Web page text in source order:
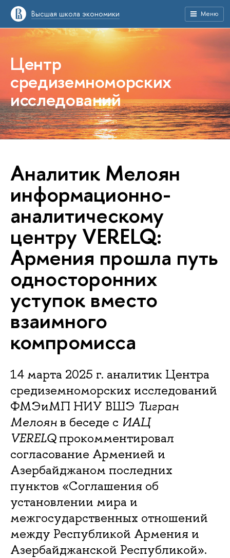
Высшая школа экономики Меню
Центр
средиземноморских
исследований
Аналитик Мелоян
информационно-
аналитическому
центру VERELQ:
Армения прошла путь
односторонних
уступок вместо
взаимного
компромисса
14 марта 2025 г. аналитик Центра
средиземноморских исследований
ФМЭиМП НИУ ВШЭ Тигран
Мелоянв беседе с ИАЦ
VERELQпрокомментировал
согласование Арменией и
Азербайджаном последних
пунктов «Соглашения об
установлении мира и
межгосударственных отношений
между Республикой Армения и
Азербайджанской Республикой».